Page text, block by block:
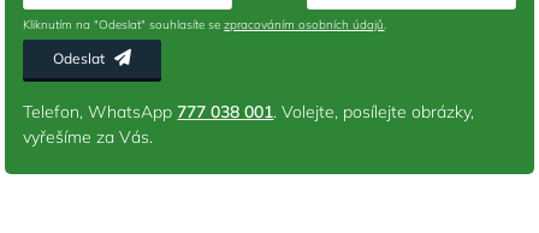
Kliknutím na "Odeslat" souhlasíte sezpracováním osobních údajů.
Odeslat
Telefon, WhatsApp777 038 001. Volejte, posílejte obrázky,
vyřešíme za Vás.